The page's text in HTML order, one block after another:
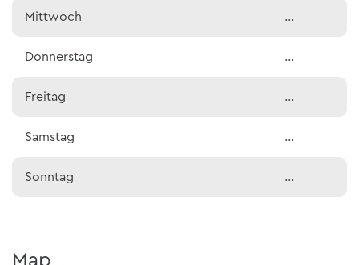
Mittwoch …
Donnerstag …
Freitag …
Samstag …
Sonntag …
Map